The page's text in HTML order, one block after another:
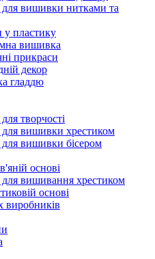
вишивки нитками та
у пластику
вишивка
прикраси
декор
гладдю
творчості
вишивки хрестиком
вишивки бісером
основі
вишивання хрестиком
основі
виробників